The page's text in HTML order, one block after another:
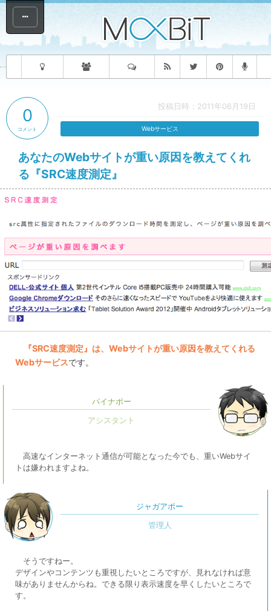
投稿日時：2011年06月19日
あなたのWebサイトが重い原因を教えてくれ
る『SRC速度測定』
0
コメント Webサービス
『SRC速度測定』は、Webサイトが重い原因を教えてくれる
Webサービスです。
パイナポー
高速なインターネット通信が可能となった今でも、重いWebサイ
トは嫌われますよね。
ジャガアポー
そうですねー。
デザインやコンテンツも重視したいところですが、見れなければ意
味がありませんからね。できる限り表示速度を早くしたいところで
す。